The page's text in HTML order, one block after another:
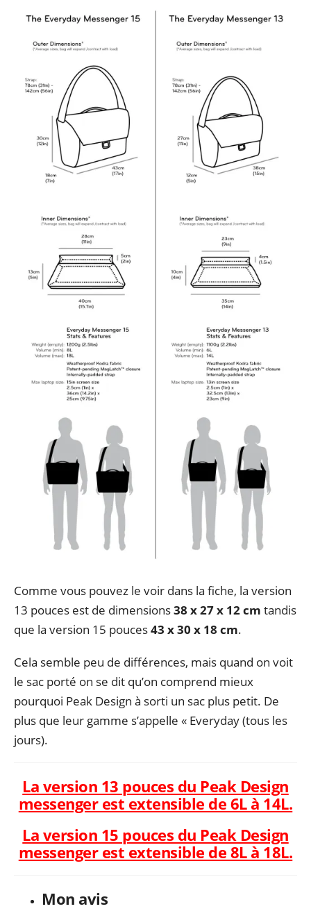
Comme vous pouvez le voir dans la fiche, la version
13 pouces est de dimensions38 x 27 x 12 cm tandis
que la version 15 pouces43 x 30 x 18 cm.
Cela semble peu de différences, mais quand on voit
le sac porté on se dit qu’on comprend mieux
pourquoi Peak Design à sorti un sac plus petit. De
plus que leur gamme s’appelle « Everyday (tous les
jours).
La version 13 pouces du Peak Design
messenger est extensible de 6L à 14L.
La version 15 pouces du Peak Design
messenger est extensible de 8L à 18L.
Mon avis